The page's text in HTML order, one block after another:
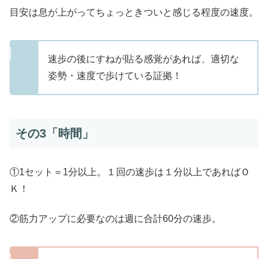
目安は息が上がってちょっときついと感じる程度の速度。
速歩の後にすねが貼る感覚があれば、適切な
姿勢・速度で歩けている証拠！
その3「時間」
①1セット＝1分以上。１回の速歩は１分以上であればＯ
Ｋ！
②筋力アップに必要なのは週に合計60分の速歩。